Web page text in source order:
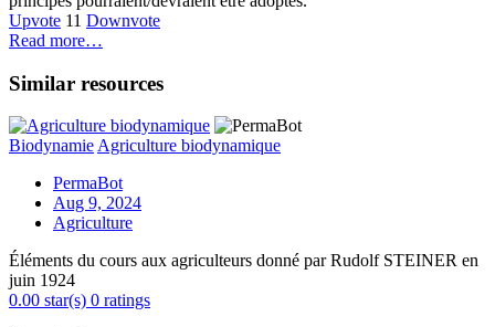
Upvote 11 Downvote
Read more…
Similar resources
Biodynamie Agriculture biodynamique
PermaBot
Aug 9, 2024
Agriculture
Éléments du cours aux agriculteurs donné par Rudolf STEINER en
juin 1924
0.00 star(s) 0 ratings